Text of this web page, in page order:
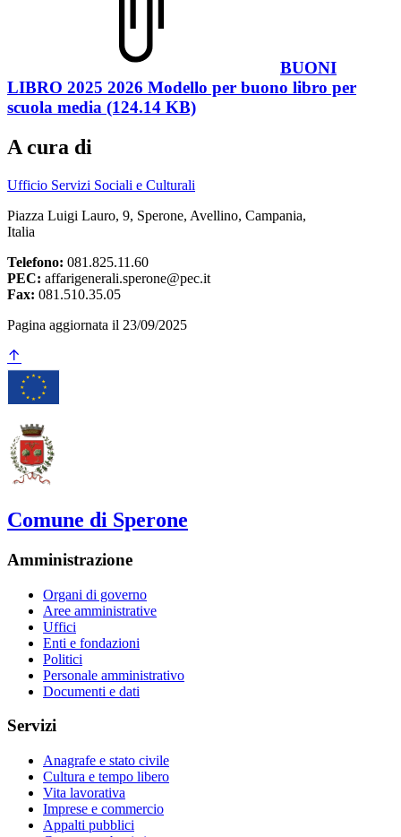
BUONI
LIBRO 2025 2026 Modello per buono libro per
scuola media (124.14 KB)
A cura di
Ufficio Servizi Sociali e Culturali
Piazza Luigi Lauro, 9, Sperone, Avellino, Campania,
Italia
Telefono: 081.825.11.60
PEC: affarigenerali.sperone@pec.it
Fax: 081.510.35.05
Pagina aggiornata il 23/09/2025
Comune di Sperone
Amministrazione
Organi di governo
Aree amministrative
Uffici
Enti e fondazioni
Politici
Personale amministrativo
Documenti e dati
Servizi
Anagrafe e stato civile
Cultura e tempo libero
Vita lavorativa
Imprese e commercio
Appalti pubblici